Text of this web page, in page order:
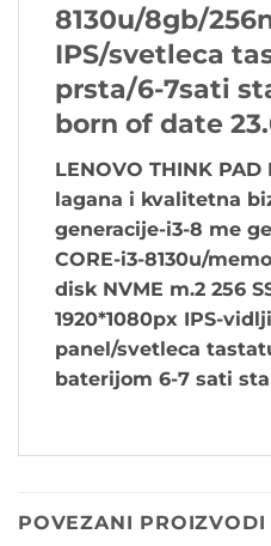
8130u/8gb/
IPS/svetleca
prsta/6-7sati
born of date
LENOVO THINK
lagana i kvalitetna
generacije-i3-8 me
CORE-i3-8130u/
disk NVME m.2 256
1920*1080px IPS-
panel/svetleca
baterijom 6-7 sati
POVEZANI PROIZVODI